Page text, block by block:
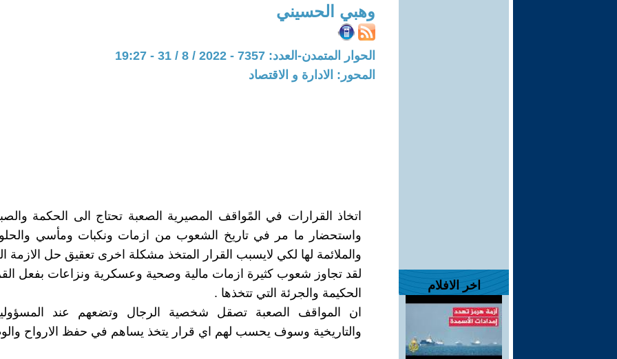
اخر الافلام
وهبي الحسيني
الحوار المتمدن-العدد: 7357 - 2022 / 8 / 31 - 19:27
المحور: الادارة و الاقتصاد
اتخاذ القرارات في المًواقف المصيرية الصعبة تحتاج الى الحكمة
واستحضار ما مر في تاريخ الشعوب من ازمات ونكبات ومأسي
والملائمة لها لكي لايسبب القرار المتخذ مشكلة اخرى تعقيق حل الازمة
لقد تجاوز شعوب كثيرة ازمات مالية وصحية وعسكرية ونزاعات بفعل
الحكيمة والجرئة التي تتخذها .
ان المواقف الصعبة تصقل شخصية الرجال وتضعهم عند
والتاريخية وسوف يحسب لهم اي قرار يتخذ يساهم في حفظ الارواح